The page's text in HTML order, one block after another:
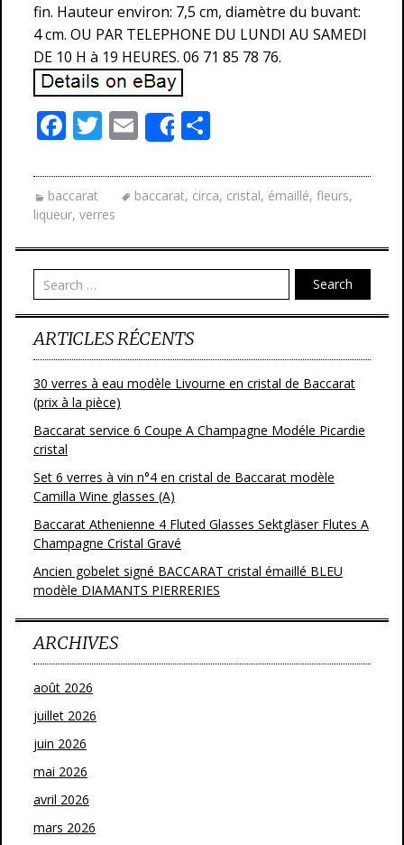
fin. Hauteur environ: 7,5 cm, diamètre du buvant:
4 cm. OU PAR TELEPHONE DU LUNDI AU SAMEDI
DE 10 H à 19 HEURES. 06 71 85 78 76.
F
e
b
o
o
k
T
itt
er
E
m
ai
l
Share
ta
g
er
baccarat baccarat, circa, cristal, émaillé, fleurs,
liqueur, verres
Search
ARTICLES RÉCENTS
30 verres à eau modèle Livourne en cristal de Baccarat
(prix à la pièce)
Baccarat service 6 Coupe A Champagne Modéle Picardie
cristal
Set 6 verres à vin n°4 en cristal de Baccarat modèle
Camilla Wine glasses (A)
Baccarat Athenienne 4 Fluted Glasses Sektgläser Flutes A
Champagne Cristal Gravé
Ancien gobelet signé BACCARAT cristal émaillé BLEU
modèle DIAMANTS PIERRERIES
ARCHIVES
août 2026
juillet 2026
juin 2026
mai 2026
avril 2026
mars 2026